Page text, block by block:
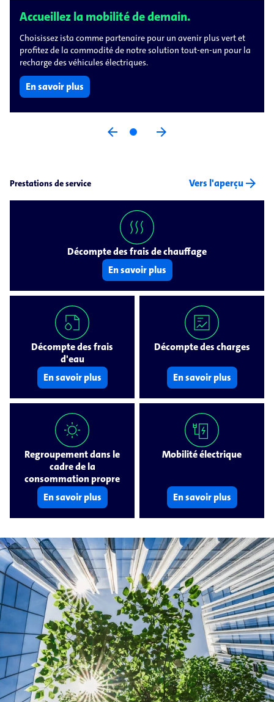
arrow_back arrow_forward
Accueillez la mobilité de demain.
Choisissez ista comme partenaire pour un avenir plus vert et
profitez de la commodité de notre solution tout-en-un pour la
recharge des véhicules électriques.
En savoir plus
Prestations de service Vers l'aperçuarrow_forward
Décompte des frais de chauffage
En savoir plus
Décompte des frais
d'eau
En savoir plus
Décompte des charges
En savoir plus
Regroupement dans le
cadre de la
consommation propre
En savoir plus
Mobilité électrique
En savoir plus